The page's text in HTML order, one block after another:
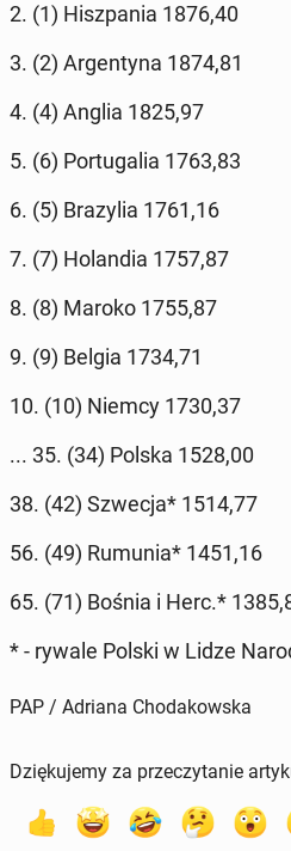
2. (1) Hisz­pa­nia 1876,40
3. (2) Ar­gen­ty­na 1874,81
4. (4) Anglia 1825,97
5. (6) Por­tu­galia 1763,83
6. (5) Brazylia 1761,16
7. (7) Holan­dia 1757,87
8. (8) Maroko 1755,87
9. (9) Belgia 1734,71
10. (10) Niemcy 1730,37
... 35. (34) Polska 1528,00
38. (42) Szwecja* 1514,77
56. (49) Rumunia* 1451,16
65. (71) Bośnia i Herc.*
* - rywale Polski w Lidze
PAP / Adriana Chodakowska
Dziękujemy za przeczytanie